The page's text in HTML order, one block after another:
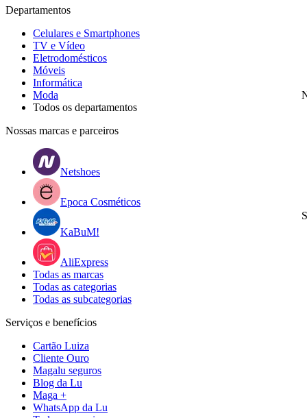
Departamentos
Celulares e Smartphones
TV e Vídeo
Eletrodomésticos
Móveis
Informática
Moda
Todos os departamentos
Nossas marcas e parceiros
Netshoes
Epoca Cosméticos
KaBuM!
AliExpress
Todas as marcas
Todas as categorias
Todas as subcategorias
Serviços e benefícios
Cartão Luiza
Cliente Ouro
Magalu seguros
Blog da Lu
Maga +
WhatsApp da Lu